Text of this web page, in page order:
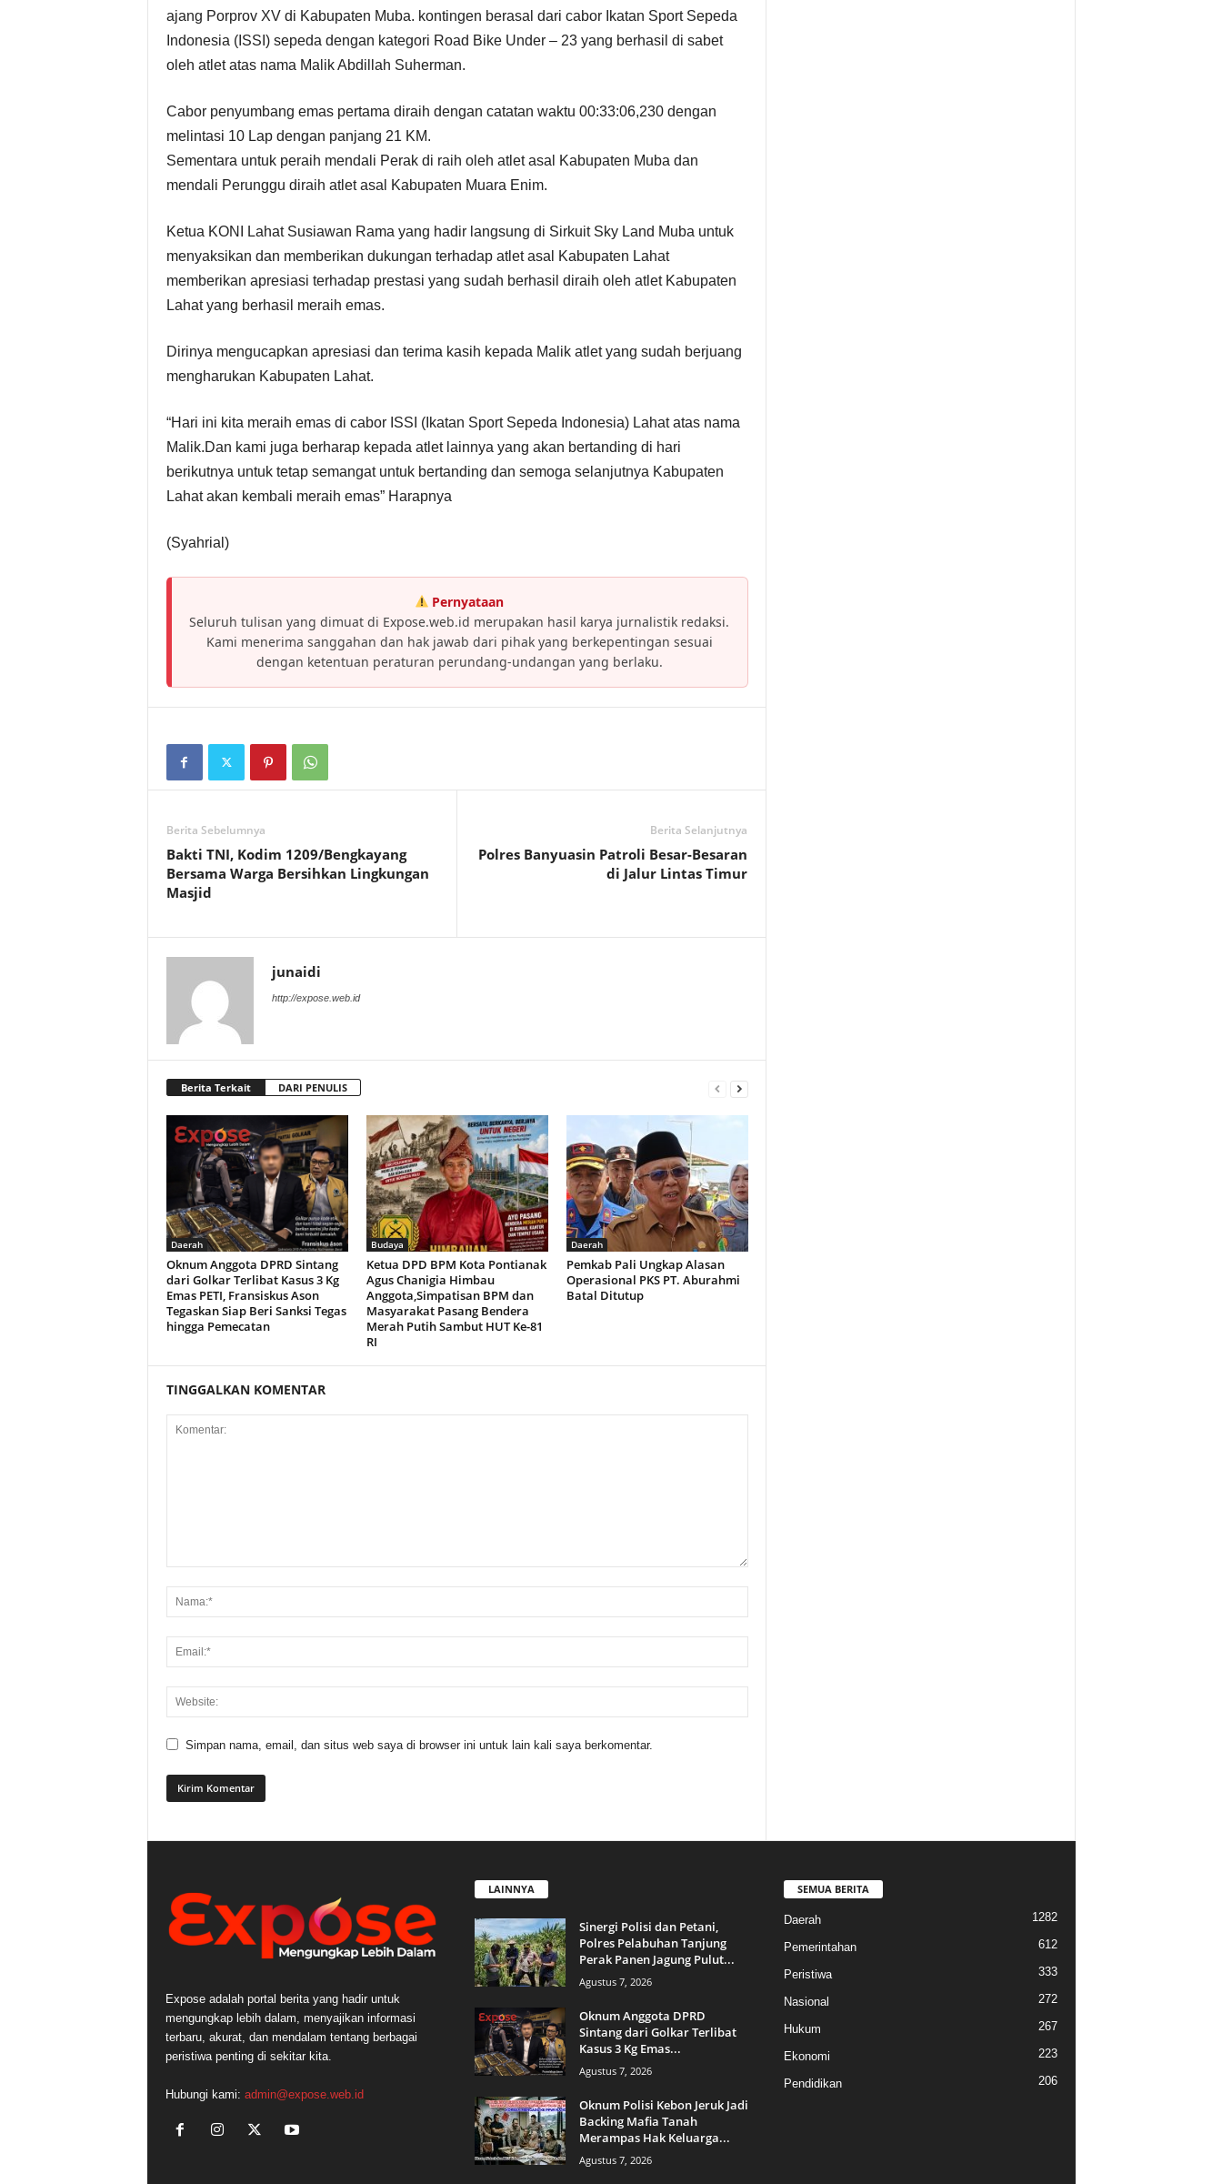
ajang Porprov XV di Kabupaten Muba. kontingen berasal dari cabor Ikatan Sport Sepeda
Indonesia (ISSI) sepeda dengan kategori Road Bike Under – 23 yang berhasil di sabet
oleh atlet atas nama Malik Abdillah Suherman.
Cabor penyumbang emas pertama diraih dengan catatan waktu 00:33:06,230 dengan
melintasi 10 Lap dengan panjang 21 KM.
Sementara untuk peraih mendali Perak di raih oleh atlet asal Kabupaten Muba dan
mendali Perunggu diraih atlet asal Kabupaten Muara Enim.
Ketua KONI Lahat Susiawan Rama yang hadir langsung di Sirkuit Sky Land Muba untuk
menyaksikan dan memberikan dukungan terhadap atlet asal Kabupaten Lahat
memberikan apresiasi terhadap prestasi yang sudah berhasil diraih oleh atlet Kabupaten
Lahat yang berhasil meraih emas.
Dirinya mengucapkan apresiasi dan terima kasih kepada Malik atlet yang sudah berjuang
mengharukan Kabupaten Lahat.
“Hari ini kita meraih emas di cabor ISSI (Ikatan Sport Sepeda Indonesia) Lahat atas nama
Malik.Dan kami juga berharap kepada atlet lainnya yang akan bertanding di hari
berikutnya untuk tetap semangat untuk bertanding dan semoga selanjutnya Kabupaten
Lahat akan kembali meraih emas” Harapnya
(Syahrial)
Pernyataan
Seluruh tulisan yang dimuat di Expose.web.id merupakan hasil karya jurnalistik redaksi.
Kami menerima sanggahan dan hak jawab dari pihak yang berkepentingan sesuai
dengan ketentuan peraturan perundang-undangan yang berlaku.
Berita Sebelumnya
Bakti TNI, Kodim 1209/Bengkayang
Bersama Warga Bersihkan Lingkungan
Masjid
Berita Selanjutnya
Polres Banyuasin Patroli Besar-Besaran
di Jalur Lintas Timur
junaidi
http://expose.web.id
Berita Terkait DARI PENULIS
Daerah
Oknum Anggota DPRD Sintang
dari Golkar Terlibat Kasus 3 Kg
Emas PETI, Fransiskus Ason
Tegaskan Siap Beri Sanksi Tegas
hingga Pemecatan
Budaya
Ketua DPD BPM Kota Pontianak
Agus Chanigia Himbau
Anggota,Simpatisan BPM dan
Masyarakat Pasang Bendera
Merah Putih Sambut HUT Ke-81
RI
Daerah
Pemkab Pali Ungkap Alasan
Operasional PKS PT. Aburahmi
Batal Ditutup
TINGGALKAN KOMENTAR
Simpan nama, email, dan situs web saya di browser ini untuk lain kali saya berkomentar.
Expose adalah portal berita yang hadir untuk
mengungkap lebih dalam, menyajikan informasi
terbaru, akurat, dan mendalam tentang berbagai
peristiwa penting di sekitar kita.
Hubungi kami: admin@expose.web.id
LAINNYA
Sinergi Polisi dan Petani,
Polres Pelabuhan Tanjung
Perak Panen Jagung Pulut...
Agustus 7, 2026
Oknum Anggota DPRD
Sintang dari Golkar Terlibat
Kasus 3 Kg Emas...
Agustus 7, 2026
Oknum Polisi Kebon Jeruk Jadi
Backing Mafia Tanah
Merampas Hak Keluarga...
Agustus 7, 2026
SEMUA BERITA
Daerah 1282
Pemerintahan 612
Peristiwa 333
Nasional 272
Hukum 267
Ekonomi 223
Pendidikan 206